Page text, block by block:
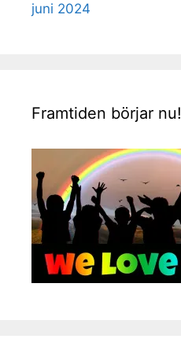
juni 2024
Framtiden börjar nu!